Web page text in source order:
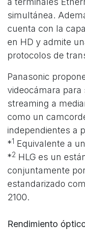
simultánea.
cuenta con la
en HD y admite
protocolos de
Panasonic
videocámara para
streaming a
como un
independientes a
*1 Equivalente a
*2 HLG es un
conjuntamente
estandarizado
2100.
Rendimiento